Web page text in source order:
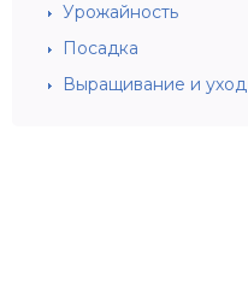
Урожайность
Посадка
Выращивание и уход